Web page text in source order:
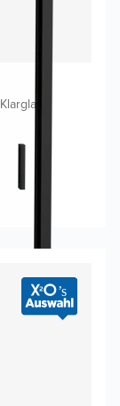
Klarglas